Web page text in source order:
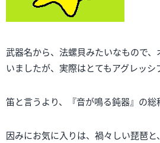
武器名から、法螺貝みたいなもので
いましたが、実際はとてもアグレッシ
笛と言うより、『音が鳴る鈍器』の総
因みにお気に入りは、禍々しい琵琶と